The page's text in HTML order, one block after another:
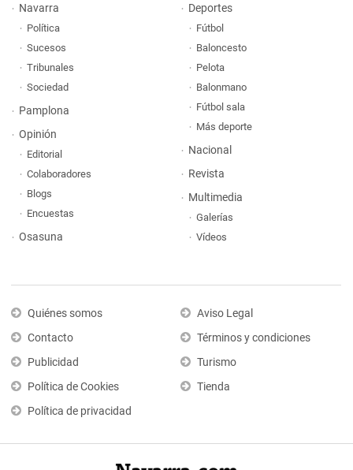
Navarra
Política
Sucesos
Tribunales
Sociedad
Pamplona
Opinión
Editorial
Colaboradores
Blogs
Encuestas
Osasuna
Deportes
Fútbol
Baloncesto
Pelota
Balonmano
Fútbol sala
Más deporte
Nacional
Revista
Multimedia
Galerías
Vídeos
Quiénes somos
Contacto
Publicidad
Política de Cookies
Política de privacidad
Aviso Legal
Términos y condiciones
Turismo
Tienda